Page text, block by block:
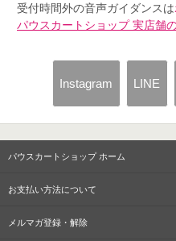
受付時間外の音声ガイダンスは
パウスカートショップ 実店舗
Instagram LINE
パウスカートショップ ホーム
お支払い方法について
メルマガ登録・解除